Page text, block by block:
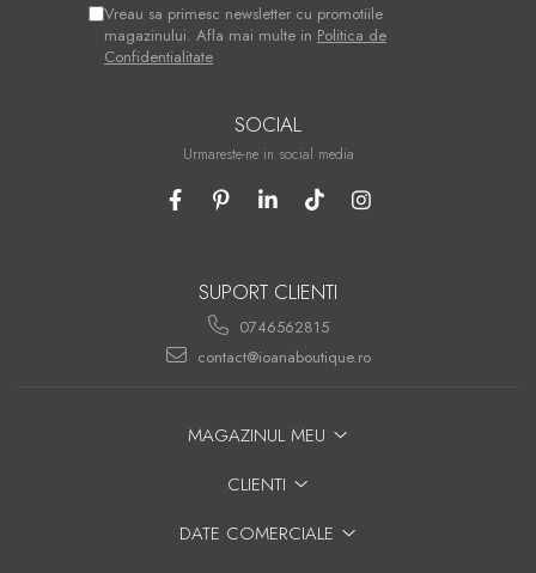
Vreau sa primesc newsletter cu promotiile
magazinului. Afla mai multe in Politica de
Confidentialitate
SOCIAL
Urmareste-ne in social media
SUPORT CLIENTI
0746562815
contact@ioanaboutique.ro
MAGAZINUL MEU
CLIENTI
DATE COMERCIALE